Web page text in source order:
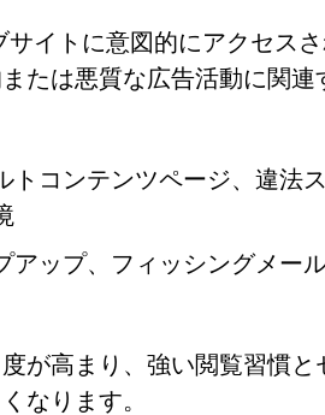
イトに意図的にアクセス
たは悪質な広告活動に関
トコンテンツページ、違法
アップ、フィッシングメー
が高まり、強い閲覧習慣
なります。